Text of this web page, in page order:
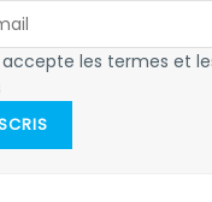
les termes et